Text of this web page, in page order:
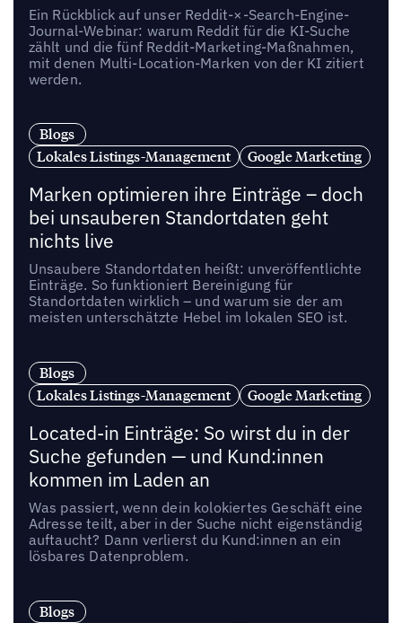
Ein Rückblick auf unser Reddit-×-Search-Engine-
Journal-Webinar: warum Reddit für die KI-Suche
zählt und die fünf Reddit-Marketing-Maßnahmen,
mit denen Multi-Location-Marken von der KI zitiert
werden.
Blogs
Lokales Listings-Management
Google Marketing
Marken optimieren ihre Einträge – doch
bei unsauberen Standortdaten geht
nichts live
Unsaubere Standortdaten heißt: unveröffentlichte
Einträge. So funktioniert Bereinigung für
Standortdaten wirklich – und warum sie der am
meisten unterschätzte Hebel im lokalen SEO ist.
Blogs
Lokales Listings-Management
Google Marketing
Located-in Einträge: So wirst du in der
Suche gefunden — und Kund:innen
kommen im Laden an
Was passiert, wenn dein kolokiertes Geschäft eine
Adresse teilt, aber in der Suche nicht eigenständig
auftaucht? Dann verlierst du Kund:innen an ein
lösbares Datenproblem.
Blogs